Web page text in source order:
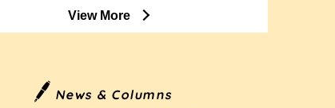
View More
News & Columns